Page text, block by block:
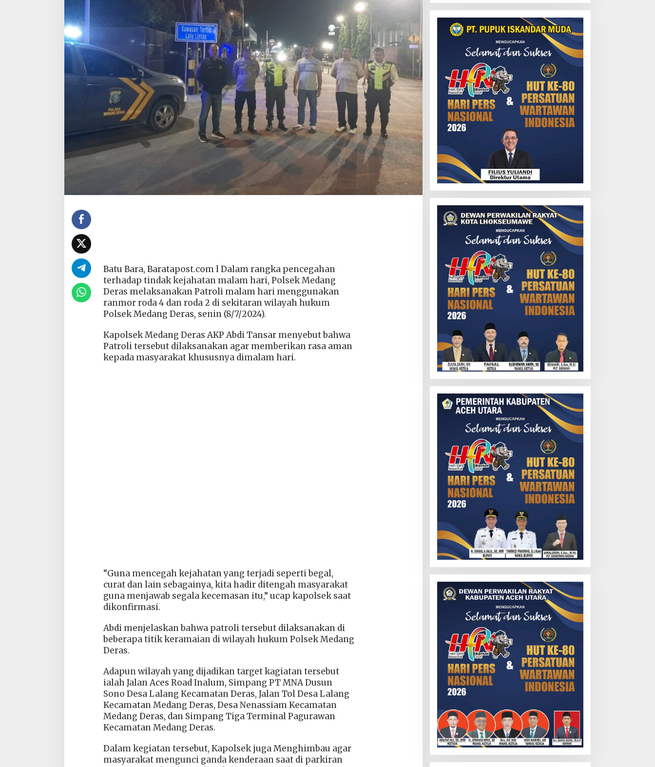
Batu Bara, Baratapost.com l Dalam rangka pencegahan
terhadap tindak kejahatan malam hari, Polsek Medang
Deras melaksanakan Patroli malam hari menggunakan
ranmor roda 4 dan roda 2 di sekitaran wilayah hukum
Polsek Medang Deras, senin (8/7/2024).
Kapolsek Medang Deras AKP Abdi Tansar menyebut bahwa
Patroli tersebut dilaksanakan agar memberikan rasa aman
kepada masyarakat khususnya dimalam hari.
“Guna mencegah kejahatan yang terjadi seperti begal,
curat dan lain sebagainya, kita hadir ditengah masyarakat
guna menjawab segala kecemasan itu,” ucap kapolsek saat
dikonfirmasi.
Abdi menjelaskan bahwa patroli tersebut dilaksanakan di
beberapa titik keramaian di wilayah hukum Polsek Medang
Deras.
Adapun wilayah yang dijadikan target kagiatan tersebut
ialah Jalan Aces Road Inalum, Simpang PT MNA Dusun
Sono Desa Lalang Kecamatan Deras, Jalan Tol Desa Lalang
Kecamatan Medang Deras, Desa Nenassiam Kecamatan
Medang Deras, dan Simpang Tiga Terminal Pagurawan
Kecamatan Medang Deras.
Dalam kegiatan tersebut, Kapolsek juga Menghimbau agar
masyarakat mengunci ganda kenderaan saat di parkiran